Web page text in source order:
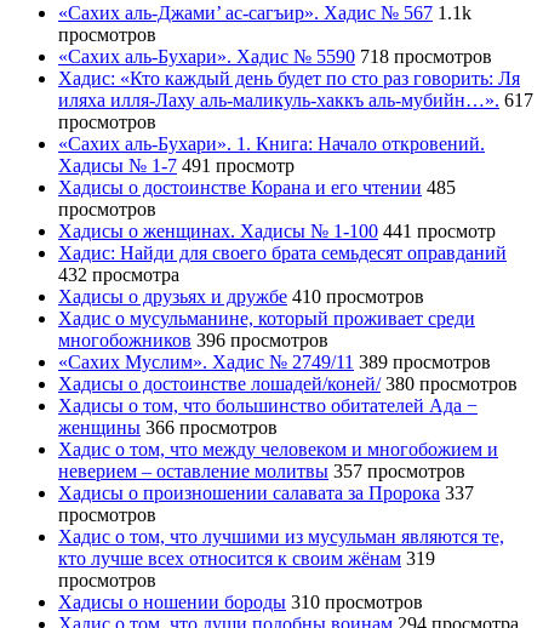
«Сахих аль-Джами’ ас-сагъир». Хадис № 567 1.1k
просмотров
«Сахих аль-Бухари». Хадис № 5590 718 просмотров
Хадис: «Кто каждый день будет по сто раз говорить: Ля
иляха илля-Лаху аль-маликуль-хаккъ аль-мубийн…». 617
просмотров
«Сахих аль-Бухари». 1. Книга: Начало откровений.
Хадисы № 1-7 491 просмотр
Хадисы о достоинстве Корана и его чтении 485
просмотров
Хадисы о женщинах. Хадисы № 1-100 441 просмотр
Хадис: Найди для своего брата семьдесят оправданий
432 просмотра
Хадисы о друзьях и дружбе 410 просмотров
Хадис о мусульманине, который проживает среди
многобожников 396 просмотров
«Сахих Муслим». Хадис № 2749/11 389 просмотров
Хадисы о достоинстве лошадей/коней/ 380 просмотров
Хадисы о том, что большинство обитателей Ада −
женщины 366 просмотров
Хадис о том, что между человеком и многобожием и
неверием – оставление молитвы 357 просмотров
Хадисы о произношении салавата за Пророка 337
просмотров
Хадис о том, что лучшими из мусульман являются те,
кто лучше всех относится к своим жёнам 319
просмотров
Хадисы о ношении бороды 310 просмотров
Хадис о том, что души подобны воинам 294 просмотра